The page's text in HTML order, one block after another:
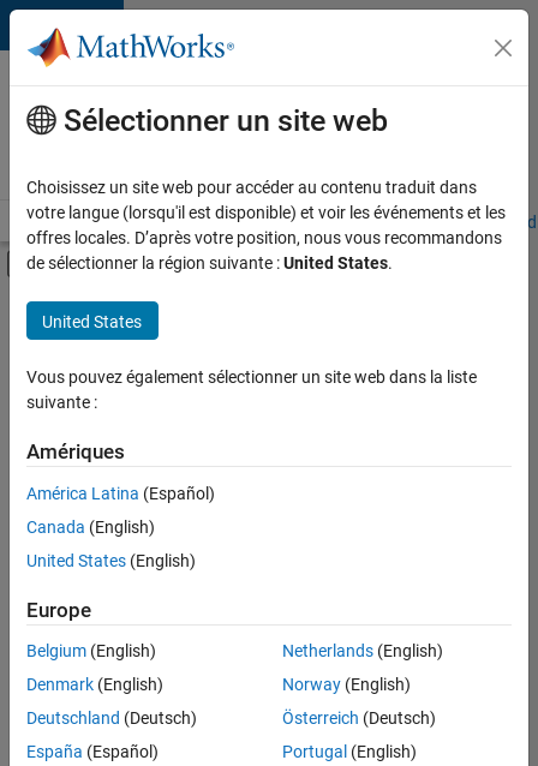
Passer au contenu
Votre
carrière
chez
Accueil Explorer nos opportunités Adresses de nos bureaux
Activer/désactiver l'affichage du menu
Contenu principal
FILTRER PAR
Ventes internes
Actuellement,
aucune
offre
d'emploi
disponible
correspondant
à vos
de
recherche.
Vous
élargir
votre
Sélectionner un site web
Choisissez un site web pour accéder au contenu traduit dans
votre langue (lorsqu'il est disponible) et voir les événements et les
offres locales. D’après votre position, nous vous recommandons
de sélectionner la région suivante :United States.
United States
Vous pouvez également sélectionner un site web dans la liste
suivante :
Amériques
América Latina (Español)
Canada (English)
United States (English)
Europe
Belgium (English)
Denmark (English)
Deutschland (Deutsch)
España (Español)
Netherlands(English)
Norway(English)
Österreich (Deutsch)
Portugal (English)